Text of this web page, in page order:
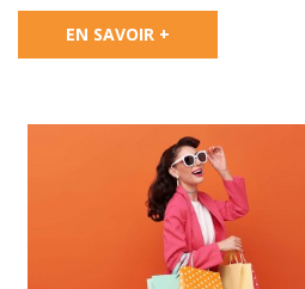
EN SAVOIR +